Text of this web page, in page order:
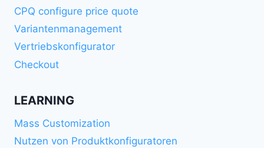
CPQ configure price quote
Variantenmanagement
Vertriebskonfigurator
Checkout
LEARNING
Mass Customization
Nutzen von Produktkonfiguratoren